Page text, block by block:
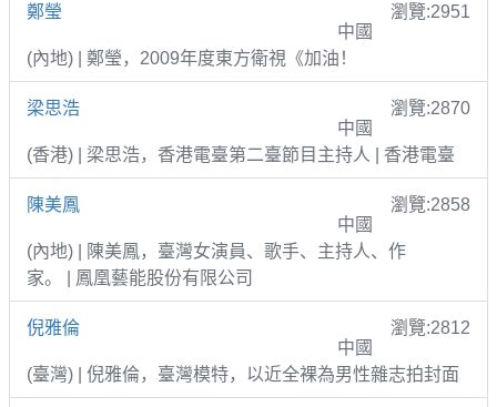
鄭瑩
瀏覽:2951
中國
(內地) | 鄭瑩，2009年度東方衛視《加油！
梁思浩
瀏覽:2870
中國
(香港) | 梁思浩，香港電臺第二臺節目主持人 | 香港電臺
陳美鳳
瀏覽:2858
中國
(內地) | 陳美鳳，臺灣女演員、歌手、主持人、作
家。 | 鳳凰藝能股份有限公司
倪雅倫
瀏覽:2812
中國
(臺灣) | 倪雅倫，臺灣模特，以近全裸為男性雜志拍封面